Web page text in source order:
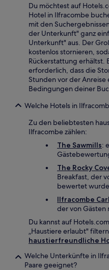
Du möchtest auf
Hotel in Ilfracombe
mit den
der Unterkunft" ganz
Unterkunft" aus. Der
kostenlos stornieren,
Rückerstattung erhältst.
erforderlich, dass die
Stunden vor der Anreise
Bedingungen deiner
Welche Hotels in
Zu den beliebtesten
Ilfracombe zählen:
The Sawmills:
The Rocky
Breakfast, der
bewertet
Ilfracombe
der von
Du kannst auf
„Haustiere erlaubt"
haustierfreundliche
Welche Unterkünfte in
Paare geeignet?